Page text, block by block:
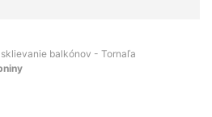
balkónov - Tornaľa